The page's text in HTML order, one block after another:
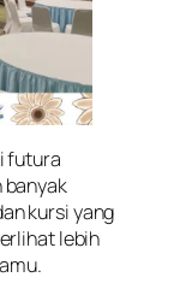
futura
banyak
kursi yang
lebih